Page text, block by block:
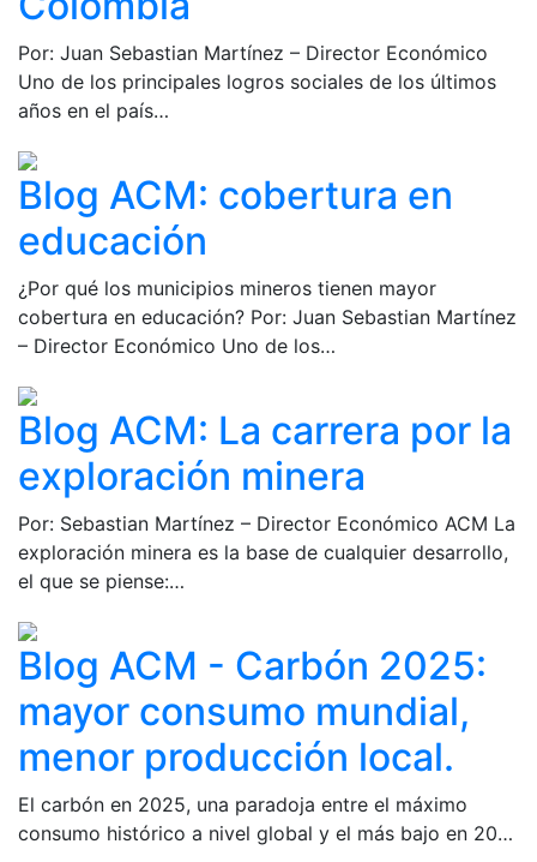
Por: Juan Sebastian Martínez – Director Económico
Uno de los principales logros sociales de los últimos
años en el país…
Blog ACM: cobertura en
educación
¿Por qué los municipios mineros tienen mayor
cobertura en educación? Por: Juan Sebastian Martínez
– Director Económico Uno de los…
Blog ACM: La carrera por la
exploración minera
Por: Sebastian Martínez – Director Económico ACM La
exploración minera es la base de cualquier desarrollo,
el que se piense:…
Blog ACM - Carbón 2025:
mayor consumo mundial,
menor producción local.
El carbón en 2025, una paradoja entre el máximo
consumo histórico a nivel global y el más bajo en 20…